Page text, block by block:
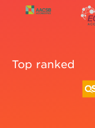
Top ranked